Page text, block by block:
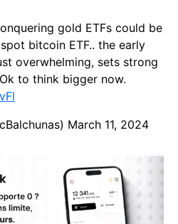
gold ETFs could be
bitcoin ETF.. the early
overwhelming, sets strong
to think bigger now.
March 11, 2024